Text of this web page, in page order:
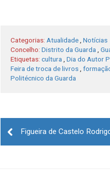
Categorias: Atualidade Notícias
Concelho: Distrito da Guarda
Etiquetas: cultura Dia do Autor
Feira de troca de livros
Politécnico da Guarda
navigation